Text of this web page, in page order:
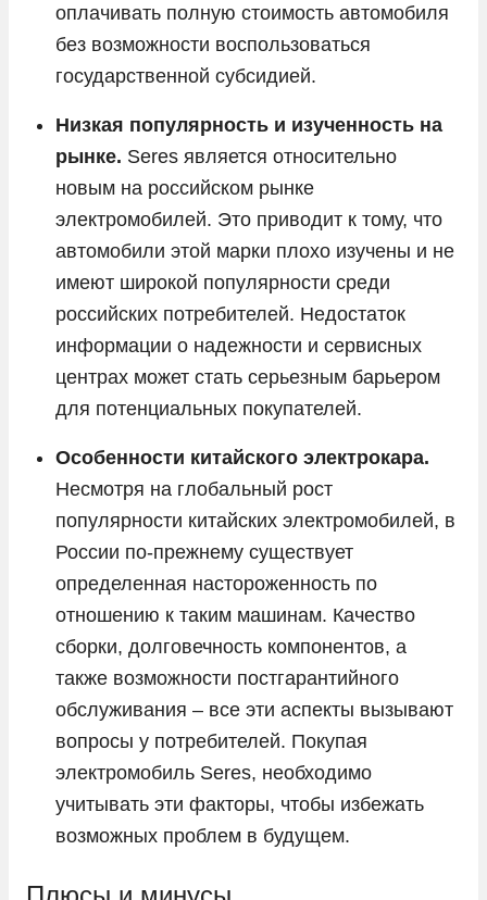
оплачивать полную стоимость автомобиля
без возможности воспользоваться
государственной субсидией.
Низкая популярность и изученность на
рынке. Seres является относительно
новым на российском рынке
электромобилей. Это приводит к тому, что
автомобили этой марки плохо изучены и не
имеют широкой популярности среди
российских потребителей. Недостаток
информации о надежности и сервисных
центрах может стать серьезным барьером
для потенциальных покупателей.
Особенности китайского электрокара.
Несмотря на глобальный рост
популярности китайских электромобилей, в
России по-прежнему существует
определенная настороженность по
отношению к таким машинам. Качество
сборки, долговечность компонентов, а
также возможности постгарантийного
обслуживания – все эти аспекты вызывают
вопросы у потребителей. Покупая
электромобиль Seres, необходимо
учитывать эти факторы, чтобы избежать
возможных проблем в будущем.